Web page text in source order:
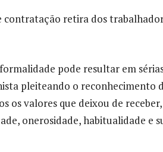
contratação retira dos
pode resultar em
pleiteando o reconhecimento
os valores que deixou de
onerosidade, habitualidade e